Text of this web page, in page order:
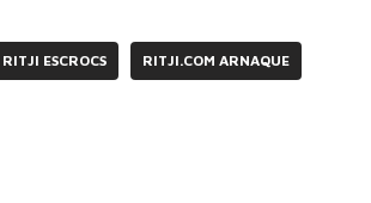
RITJI ESCROCS RITJI.COM ARNAQUE